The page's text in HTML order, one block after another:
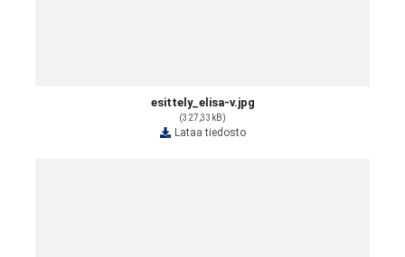
esittely_elisa-v.jpg
(327,33kB)
Lataa tiedosto